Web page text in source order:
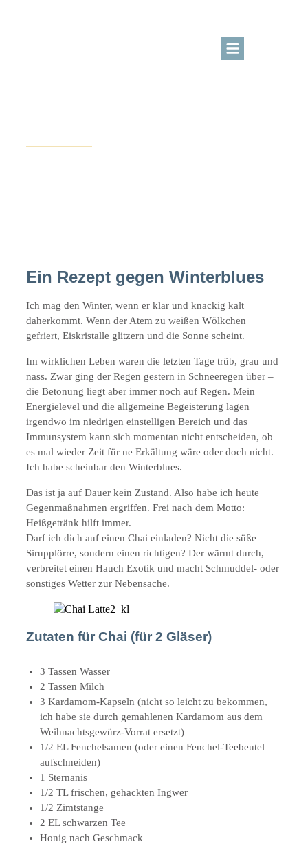
Ein Rezept gegen Winterblues
Ich mag den Winter, wenn er klar und knackig kalt
daherkommt. Wenn der Atem zu weißen Wölkchen
gefriert, Eiskristalle glitzern und die Sonne scheint.
Im wirklichen Leben waren die letzten Tage trüb, grau und
nass. Zwar ging der Regen gestern in Schneeregen über –
die Betonung liegt aber immer noch auf Regen. Mein
Energielevel und die allgemeine Begeisterung lagen
irgendwo im niedrigen einstelligen Bereich und das
Immunsystem kann sich momentan nicht entscheiden, ob
es mal wieder Zeit für ne Erkältung wäre oder doch nicht.
Ich habe scheinbar den Winterblues.
Das ist ja auf Dauer kein Zustand. Also habe ich heute
Gegenmaßnahmen ergriffen. Frei nach dem Motto:
Heißgetränk hilft immer.
Darf ich dich auf einen Chai einladen? Nicht die süße
Sirupplörre, sondern einen richtigen? Der wärmt durch,
verbreitet einen Hauch Exotik und macht Schmuddel- oder
sonstiges Wetter zur Nebensache.
Zutaten für Chai (für 2 Gläser)
3 Tassen Wasser
2 Tassen Milch
3 Kardamom-Kapseln (nicht so leicht zu bekommen,
ich habe sie durch gemahlenen Kardamom aus dem
Weihnachtsgewürz-Vorrat ersetzt)
1/2 EL Fenchelsamen (oder einen Fenchel-Teebeutel
aufschneiden)
1 Sternanis
1/2 TL frischen, gehackten Ingwer
1/2 Zimtstange
2 EL schwarzen Tee
Honig nach Geschmack